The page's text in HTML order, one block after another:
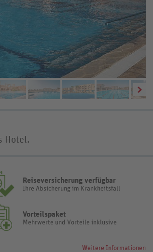
Hotel.
Reiseversicherung verfügbar
Ihre Absicherung im Krankheitsfall
Vorteilspaket
Mehrwerte und Vorteile inklusive
Weitere Informationen